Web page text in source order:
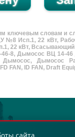
ключевым словам и
№8 Исп.1, 22 кВт,
22 кВт,
8, Дымосос ВЦ 14-
Дымосос
FAN, ID FAN, Draft
сайта.